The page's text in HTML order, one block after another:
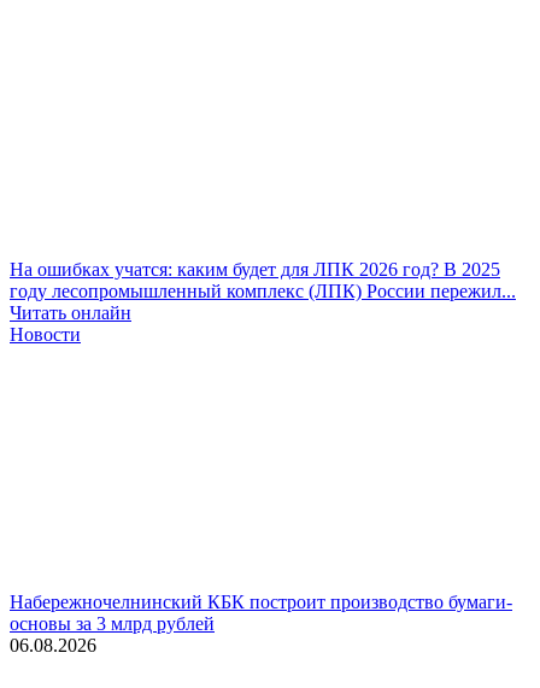
На ошибках учатся: каким будет для ЛПК 2026 год? В 2025
году лесопромышленный комплекс (ЛПК) России пережил...
Читать онлайн
Новости
Набережночелнинский КБК построит производство бумаги-
основы за 3 млрд рублей
06.08.2026